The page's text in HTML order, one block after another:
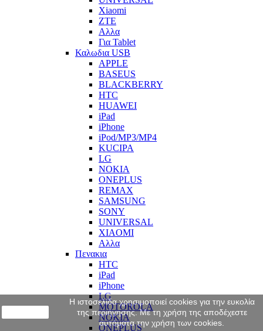
Xiaomi
ZTE
Αλλα
Για Tablet
Καλωδια USB
APPLE
BASEUS
BLACKBERRY
HTC
HUAWEI
iPad
iPhone
iPod/MP3/MP4
KUCIPA
LG
NOKIA
ONEPLUS
REMAX
SAMSUNG
SONY
UNIVERSAL
XIAOMI
Αλλα
Πενακια
HTC
iPad
iPhone
LG
MOTOROLA
NOKIA
ONEPLUS
Η ιστοσελίδα χρησιμοποιεί cookies για την ευκολία
της περιήγησης. Με τη χρήση της αποδέχεστε
αυτόματα την χρήση των cookies.